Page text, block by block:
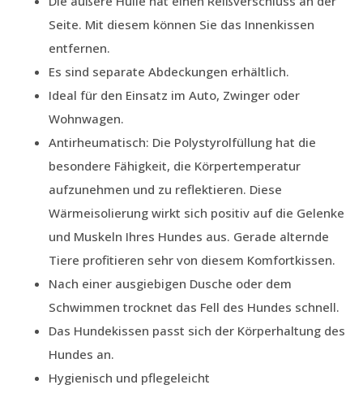
Seite. Mit diesem können Sie das Innenkissen
entfernen.
Es sind separate Abdeckungen erhältlich.
Ideal für den Einsatz im Auto, Zwinger oder
Wohnwagen.
Antirheumatisch: Die Polystyrolfüllung hat die
besondere Fähigkeit, die Körpertemperatur
aufzunehmen und zu reflektieren. Diese
Wärmeisolierung wirkt sich positiv auf die Gelenke
und Muskeln Ihres Hundes aus. Gerade alternde
Tiere profitieren sehr von diesem Komfortkissen.
Nach einer ausgiebigen Dusche oder dem
Schwimmen trocknet das Fell des Hundes schnell.
Das Hundekissen passt sich der Körperhaltung des
Hundes an.
Hygienisch und pflegeleicht